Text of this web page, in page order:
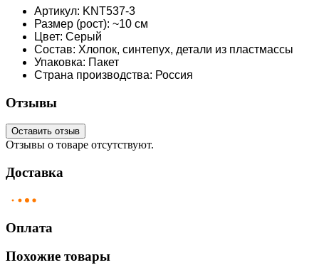
Артикул: KNT537-3
Размер (рост): ~10 см
Цвет: Серый
Состав: Хлопок, синтепух, детали из пластмассы
Упаковка: Пакет
Страна производства: Россия
Отзывы
Оставить отзыв
Отзывы о товаре отсутствуют.
Доставка
Оплата
Похожие товары